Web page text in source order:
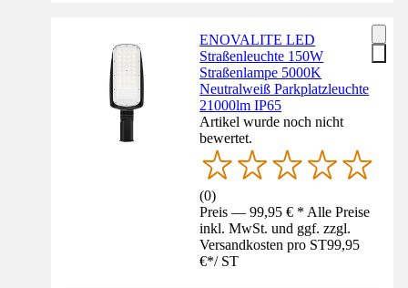
ENOVALITE LED
Straßenleuchte 150W
Straßenlampe 5000K
Neutralweiß Parkplatzleuchte
21000lm IP65
Artikel wurde noch nicht
bewertet.
(0)
Preis — 99,95 € * Alle Preise
inkl. MwSt. und ggf. zzgl.
Versandkosten pro ST99,95
€*/ ST